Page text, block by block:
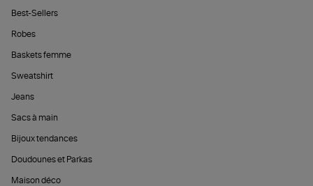
Best-Sellers
Robes
Baskets femme
Sweatshirt
Jeans
Sacs à main
Bijoux tendances
Doudounes et Parkas
Maison déco